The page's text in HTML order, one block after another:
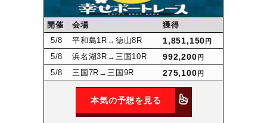
開催 会場
獲得
5/8 平和島1R →徳山8R 1,851,150 円
5/8 浜名湖3R →三国10R 992,200 円
5/8 三国7R →三国9R 275,100 円
本気の予想を見る